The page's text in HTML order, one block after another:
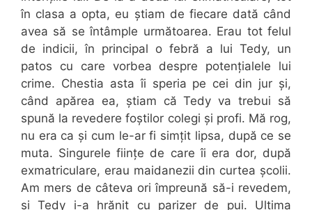
în clasa a opta, eu știam de fiecare dată când
avea să se întâmple următoarea. Erau tot felul
de indicii, în principal o febră a lui Tedy, un
patos cu care vorbea despre potențialele lui
crime. Chestia asta îi speria pe cei din jur și,
când apărea ea, știam că Tedy va trebui să
spună la revedere foștilor colegi și profi. Mă rog,
nu era ca și cum le-ar fi simțit lipsa, după ce se
muta. Singurele ființe de care îi era dor, după
exmatriculare, erau maidanezii din curtea școlii.
Am mers de câteva ori împreună să-i revedem,
și Tedy i-a hrănit cu parizer de pui. Ultima